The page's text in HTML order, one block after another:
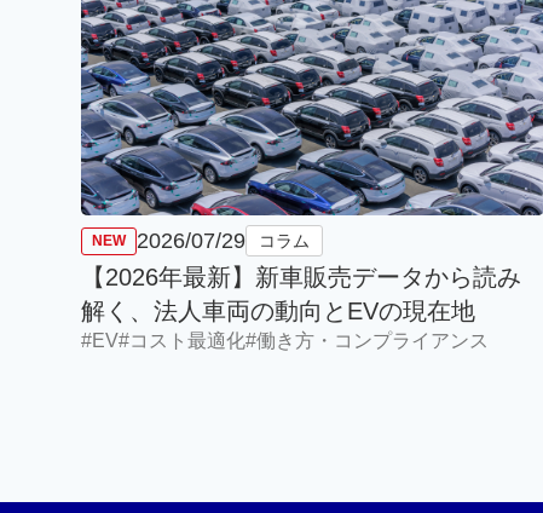
2026/07/29 コラム
【2026年最新】新車販売データから読み
解く、法人車両の動向とEVの現在地
#EV#コスト最適化#働き方・コンプライアンス